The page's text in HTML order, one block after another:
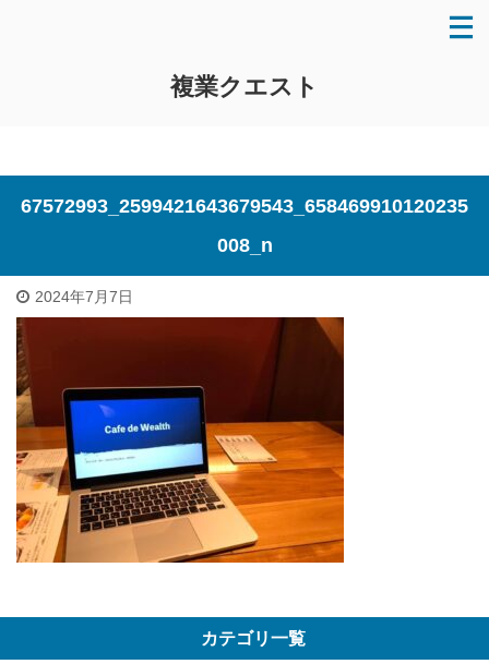
複業クエスト
67572993_2599421643679543_658469910120235
008_n
2024年7月7日
カテゴリ一覧